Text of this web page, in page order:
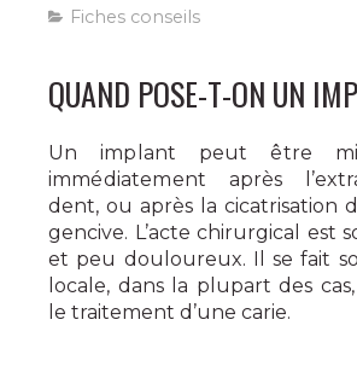
Fiches conseils
QUAND POSE-T-ON UN
Un implant peut être
immédiatement après
dent, ou après la cicatrisation
gencive. L’acte chirurgical est
et peu douloureux. Il se fait
locale, dans la plupart des
le traitement d’une carie.